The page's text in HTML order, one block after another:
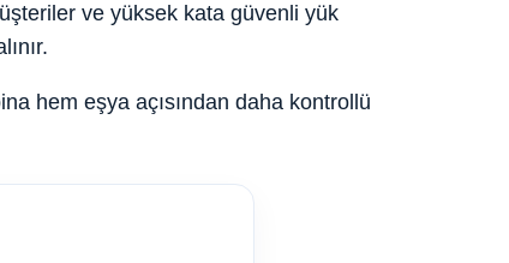
ve yüksek kata güvenli yük
hem eşya açısından daha kontrollü